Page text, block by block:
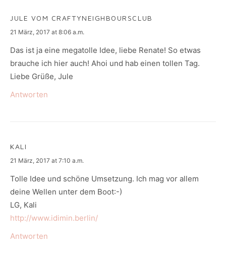
JULE VOM CRAFTYNEIGHBOURSCLUB
says:
21 März, 2017 at 8:06 a.m.
Das ist ja eine megatolle Idee, liebe Renate! So etwas
brauche ich hier auch! Ahoi und hab einen tollen Tag.
Liebe Grüße, Jule
Antworten
KALI
says:
21 März, 2017 at 7:10 a.m.
Tolle Idee und schöne Umsetzung. Ich mag vor allem
deine Wellen unter dem Boot:-)
LG, Kali
http://www.idimin.berlin/
Antworten